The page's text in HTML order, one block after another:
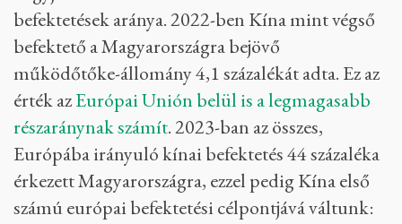
befektetések aránya. 2022-ben Kína mint végső
befektető a Magyarországra bejövő
működőtőke-állomány 4,1 százalékát adta. Ez az
érték azEurópai Unión belül is a legmagasabb
részaránynak számít. 2023-ban az összes,
Európába irányuló kínai befektetés 44 százaléka
érkezett Magyarországra, ezzel pedig Kína első
számú európai befektetési célpontjává váltunk: